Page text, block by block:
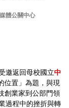
體公關中心
邀返回母校國立中
位置」為題，與現
創業家到公部門領
過程中的挫折與轉